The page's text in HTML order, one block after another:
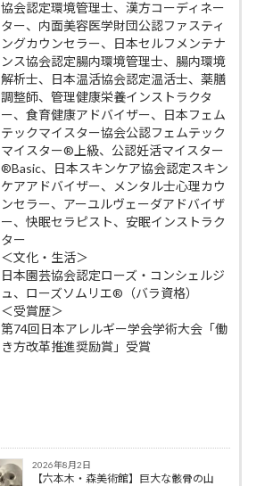
協会認定環境管理士、漢方コーディネー
ター、内面美容医学財団公認ファスティ
ングカウンセラー、日本セルフメンテナ
ンス協会認定腸内環境管理士、腸内環境
解析士、日本温活協会認定温活士、薬膳
調整師、管理健康栄養インストラクタ
ー、食育健康アドバイザー、日本フェム
テックマイスター協会公認フェムテック
マイスター®上級、公認妊活マイスター
®Basic、日本スキンケア協会認定スキン
ケアアドバイザー、メンタル士心理カウ
ンセラー、アーユルヴェーダアドバイザ
ー、快眠セラピスト、安眠インストラク
ター
＜文化・生活＞
日本園芸協会認定ローズ・コンシェルジ
ュ、ローズソムリエ®（バラ資格）
＜受賞歴＞
第74回日本アレルギー学会学術大会「働
き方改革推進奨励賞」受賞
2026年8月2日
【六本木・森美術館】巨大な骸骨の山